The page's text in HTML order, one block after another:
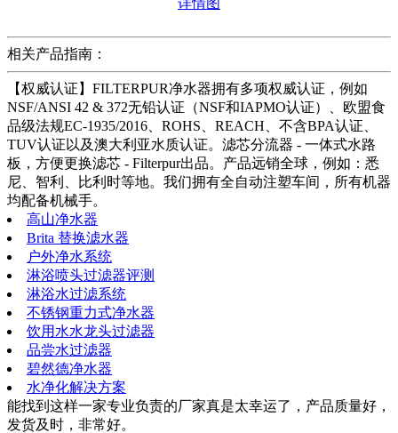
相关产品指南：
【权威认证】FILTERPUR净水器拥有多项权威认证，例如
NSF/ANSI 42 & 372无铅认证（NSF和IAPMO认证）、欧盟食
品级法规EC-1935/2016、ROHS、REACH、不含BPA认证、
TUV认证以及澳大利亚水质认证。滤芯分流器 - 一体式水路
板，方便更换滤芯 - Filterpur出品。产品远销全球，例如：悉
尼、智利、比利时等地。我们拥有全自动注塑车间，所有机器
均配备机械手。
高山净水器
Brita 替换滤水器
户外净水系统
淋浴喷头过滤器评测
淋浴水过滤系统
不锈钢重力式净水器
饮用水水龙头过滤器
品尝水过滤器
碧然德净水器
水净化解决方案
能找到这样一家专业负责的厂家真是太幸运了，产品质量好，
发货及时，非常好。